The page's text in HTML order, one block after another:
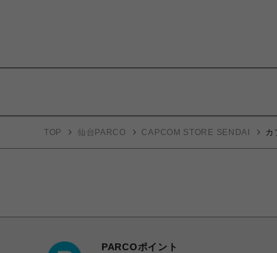
TOP 仙台PARCO CAPCOM STORE SENDAI カ
PARCOポイント